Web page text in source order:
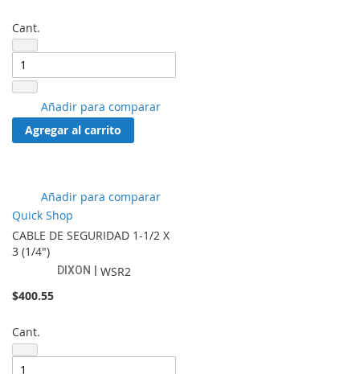
Cant.
Añadir
a
lista
Añadir para comparar
Agregar al carrito
Añadir
a
de
favoritos
Añadir para comparar
Quick Shop
CABLE DE SEGURIDAD 1-1/2 X
3 (1/4")
DIXON
WSR2
$400.55
Cant.